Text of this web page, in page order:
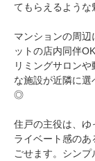
てもらえるような
マンションの周
ットの店内同伴
リミングサロン
な施設が近隣に
◎
住戸の主役は、ゆ
ライベート感の
ごせます。シン